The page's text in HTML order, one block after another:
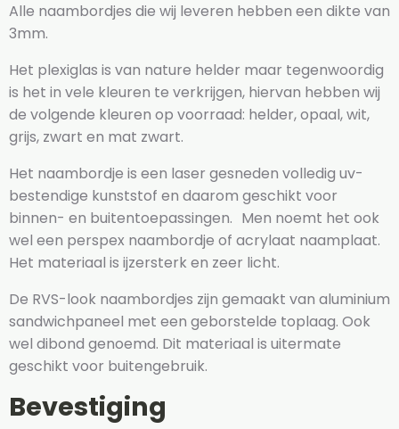
Alle naambordjes die wij leveren hebben een dikte van
3mm.
Het plexiglas is van nature helder maar tegenwoordig
is het in vele kleuren te verkrijgen, hiervan hebben wij
de volgende kleuren op voorraad: helder, opaal, wit,
grijs, zwart en mat zwart.
Het naambordje is een laser gesneden volledig uv-
bestendige kunststof en daarom geschikt voor
binnen- en buitentoepassingen. Men noemt het ook
wel een perspex naambordje of acrylaat naamplaat.
Het materiaal is ijzersterk en zeer licht.
De RVS-look naambordjes zijn gemaakt van aluminium
sandwichpaneel met een geborstelde toplaag. Ook
wel dibond genoemd. Dit materiaal is uitermate
geschikt voor buitengebruik.
Bevestiging